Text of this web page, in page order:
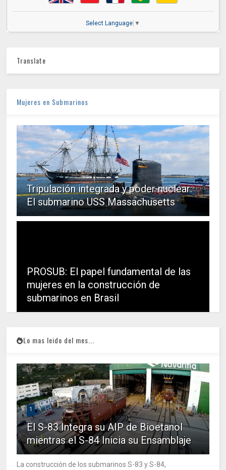
Select Language ▼
Translate
Mujeres en Submarinos
Tripulación integrada y poder nuclear:
El submarino USS Massachusetts
PROSUB: El papel fundamental de las
mujeres en la construcción de
submarinos en Brasil
Lo mas leido del mes...
1
El S-83 Integra su AIP de Bioetanol
mientras el S-84 Inicia su Ensamblaje
La construcción de los submarinos S-83 y S-84,